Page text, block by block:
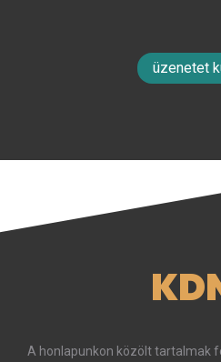
üzenetet
A honlapunkon közölt tartalmak